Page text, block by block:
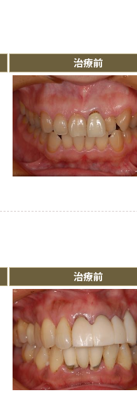
治療前
治療前